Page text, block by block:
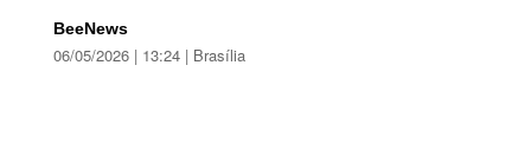
BeeNews
06/05/2026 | 13:24 | Brasília